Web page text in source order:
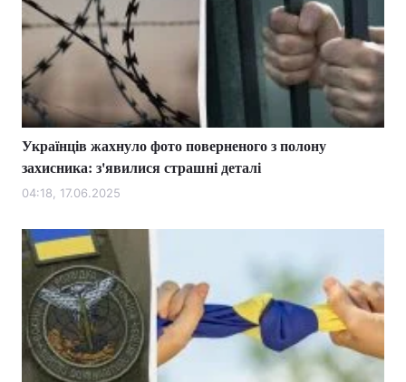
Українців жахнуло фото поверненого з полону
захисника: з'явилися страшні деталі
04:18, 17.06.2025